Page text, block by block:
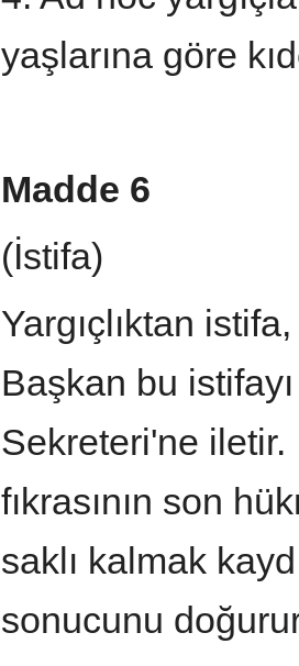
yaşlarına göre
Madde 6
(İstifa)
Yargıçlıktan
Başkan bu
Sekreteri'ne
fıkrasının son
saklı kalmak
sonucunu